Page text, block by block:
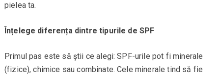
pielea ta.
Înțelege diferența dintre tipurile de SPF
Primul pas este să știi ce alegi: SPF-urile pot fi minerale
(fizice), chimice sau combinate. Cele minerale tind să fie